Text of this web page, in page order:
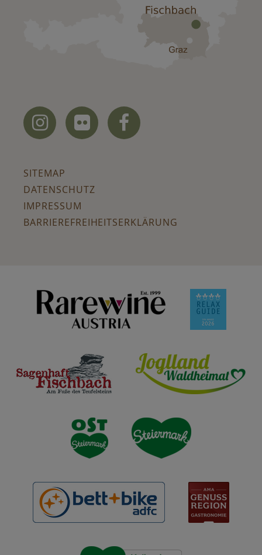
  
SITEMAP
DATENSCHUTZ
IMPRESSUM
BARRIEREFREIHEITSERKLÄRUNG